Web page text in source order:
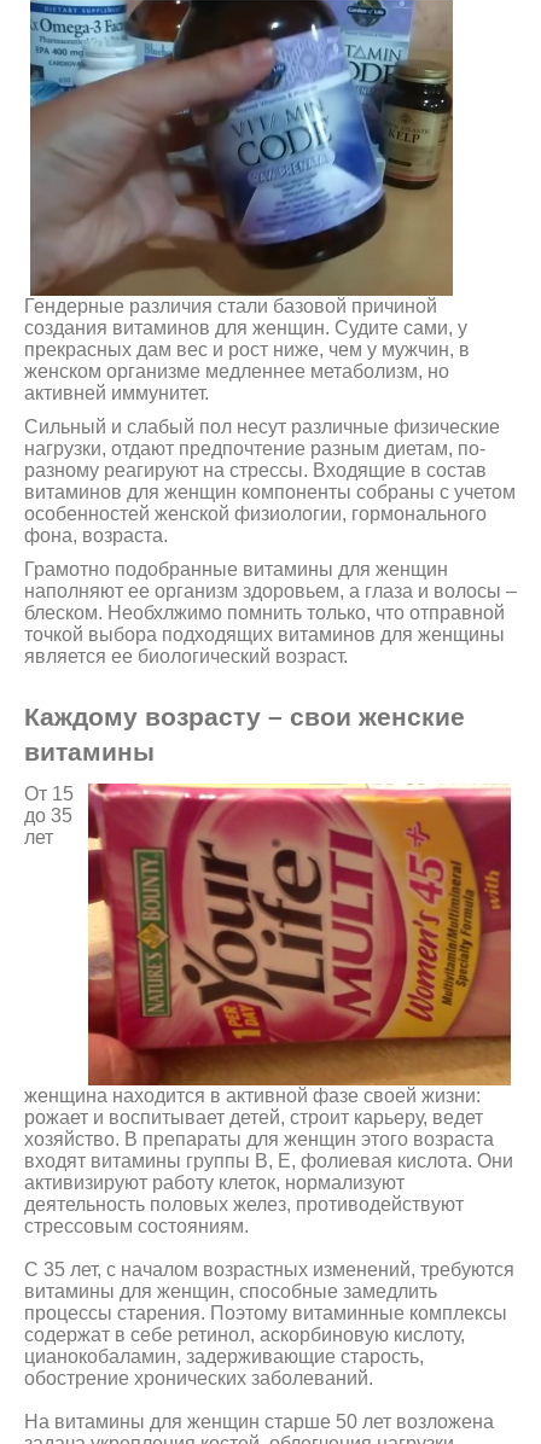
Гендерные различия стали базовой причиной
создания витаминов для женщин. Судите сами, у
прекрасных дам вес и рост ниже, чем у мужчин, в
женском организме медленнее метаболизм, но
активней иммунитет.
Сильный и слабый пол несут различные физические
нагрузки, отдают предпочтение разным диетам, по-
разному реагируют на стрессы. Входящие в состав
витаминов для женщин компоненты собраны с учетом
особенностей женской физиологии, гормонального
фона, возраста.
Грамотно подобранные витамины для женщин
наполняют ее организм здоровьем, а глаза и волосы –
блеском. Необхлжимо помнить только, что отправной
точкой выбора подходящих витаминов для женщины
является ее биологический возраст.
Каждому возрасту – свои женские
витамины
От 15
до 35
лет
женщина находится в активной фазе своей жизни:
рожает и воспитывает детей, строит карьеру, ведет
хозяйство. В препараты для женщин этого возраста
входят витамины группы В, Е, фолиевая кислота. Они
активизируют работу клеток, нормализуют
деятельность половых желез, противодействуют
стрессовым состояниям.
С 35 лет, с началом возрастных изменений, требуются
витамины для женщин, способные замедлить
процессы старения. Поэтому витаминные комплексы
содержат в себе ретинол, аскорбиновую кислоту,
цианокобаламин, задерживающие старость,
обострение хронических заболеваний.
На витамины для женщин старше 50 лет возложена